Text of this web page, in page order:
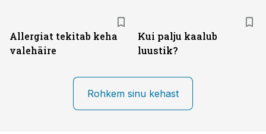
Allergiat tekitab keha
valehäire
Kui palju kaalub
luustik?
Rohkem sinu kehast